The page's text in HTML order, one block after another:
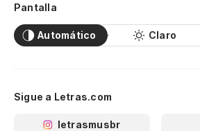
Pantalla
Automático Claro
Sigue a Letras.com
letrasmusbr